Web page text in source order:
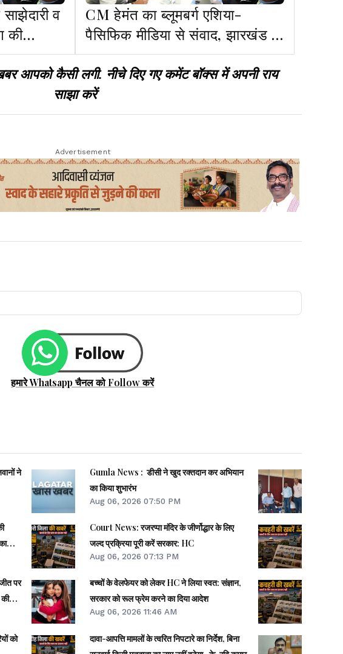
व
की
CM हेमंत का ब्लूमबर्ग एशिया-
पैसिफिक मीडिया से संवाद, झारखंड के
विकास विजन व वैश्विक सहभागिता पर
चर्चा
आपको कैसी लगी. नीचे दिए गए कमेंट बॉक्स में अपनी राय
साझा करें
Advertisement
हमारे Whatsapp चैनल को Follow करें
ने
पर
को
Gumla News : डीसी ने खुद रक्तदान कर अभियान
का किया शुभारंभ
Aug 06, 2026 07:50 PM
Court News: रजरप्पा मंदिर के जीर्णोद्धार के लिए
जल्द प्रक्रिया पूरी करें सरकार: HC
Aug 06, 2026 07:13 PM
बच्चों के वेलफेयर को लेकर HC ने लिया स्वत: संज्ञान,
सरकार को रूल फ्रेम करने का दिया आदेश
Aug 06, 2026 11:46 AM
दावा-आपत्ति मामलों के त्वरित निपटारे का निर्देश, बिना